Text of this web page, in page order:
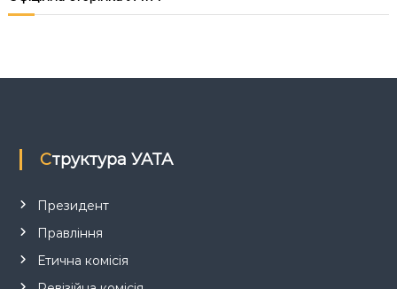
а
и
в
Структура УАТА
Президент
Правління
Етична комісія